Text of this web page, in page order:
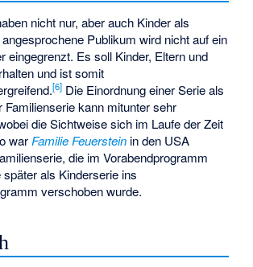
nicht nur, aber auch Kinder als
Publikum wird nicht auf ein
eingegrenzt. Es soll Kinder, Eltern und
und ist somit
[6] Die Einordnung einer Serie als
Familienserie kann mitunter sehr
die Sichtweise sich im Laufe der Zeit
war Familie Feuerstein in den USA
die im Vorabendprogramm
später als Kinderserie ins
verschoben wurde.